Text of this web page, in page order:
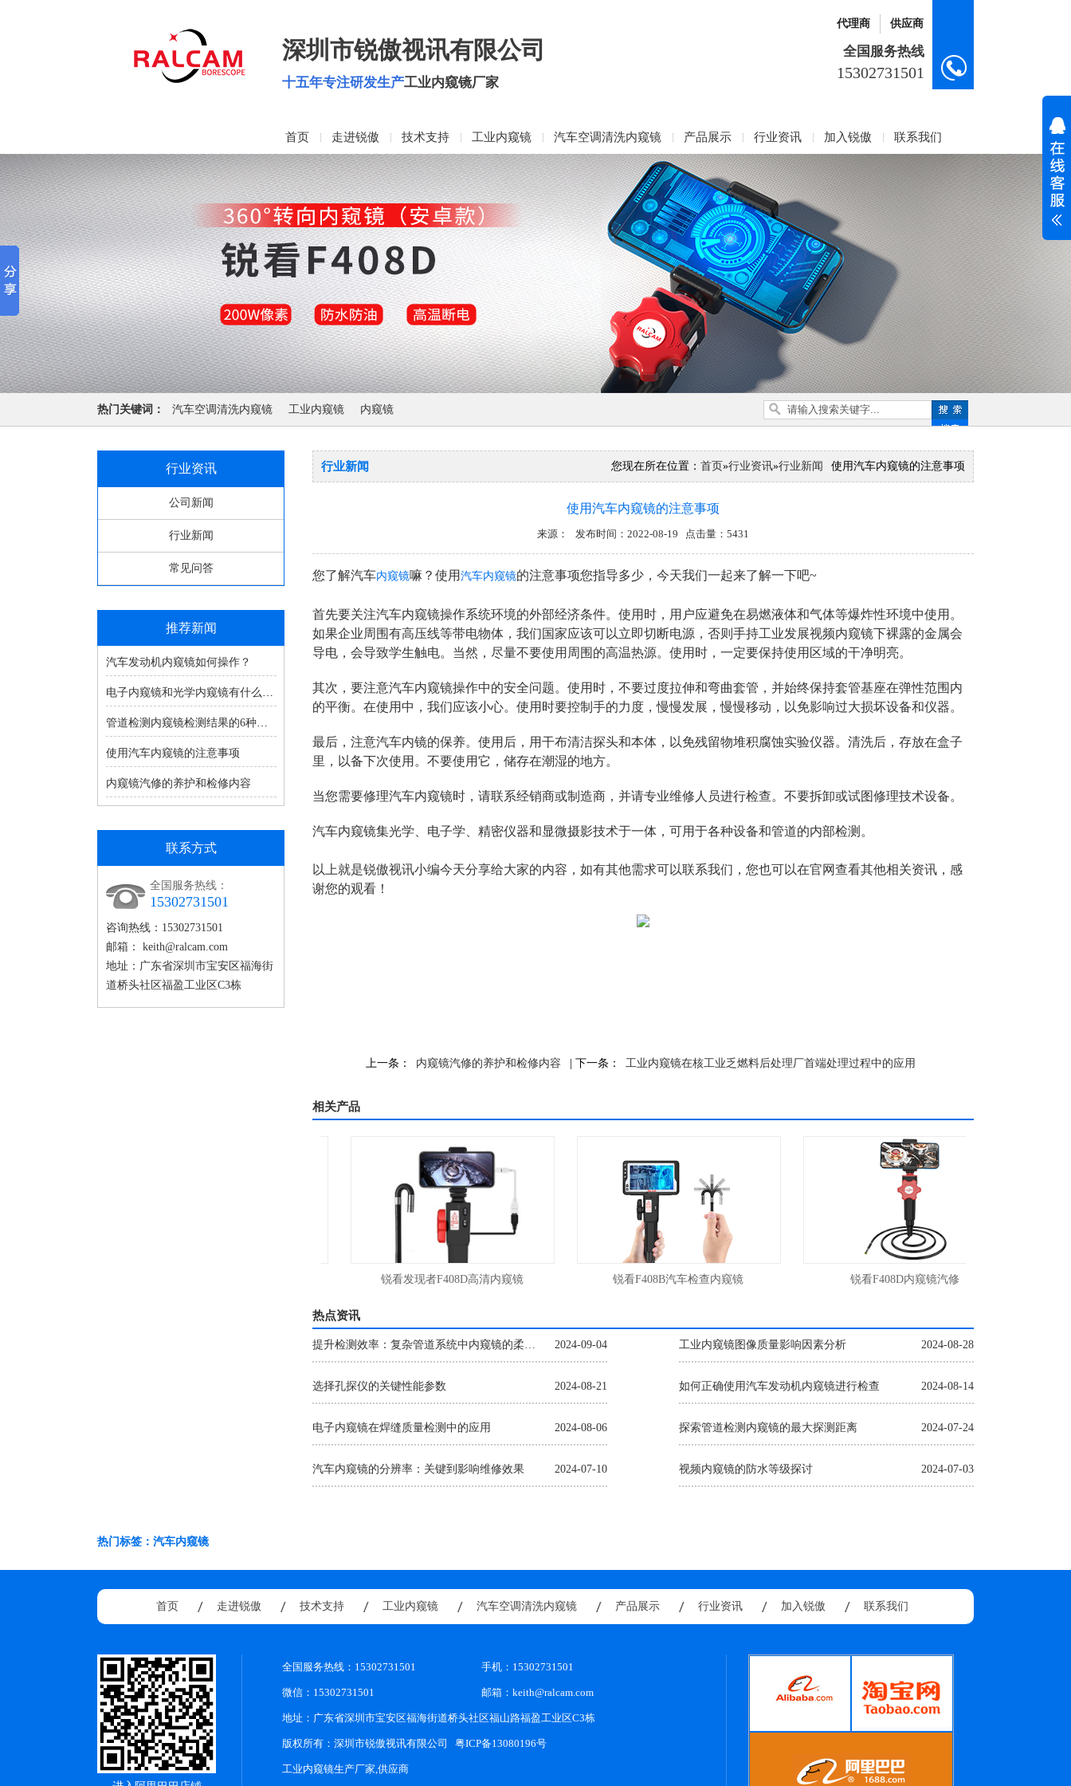
深圳市锐傲视讯有限公司
十五年专注研发生产工业内窥镜厂家
代理商 供应商
全国服务热线
15302731501
首页 走进锐傲 技术支持 工业内窥镜 汽车空调清洗内窥镜 产品展示 行业资讯 加入锐傲 联系我们
热门关键词： 汽车空调清洗内窥镜 工业内窥镜 内窥镜
行业资讯
公司新闻
行业新闻
常见问答
推荐新闻
汽车发动机内窥镜如何操作？
电子内窥镜和光学内窥镜有什么区别
管道检测内窥镜检测结果的6种判定标准
使用汽车内窥镜的注意事项
内窥镜汽修的养护和检修内容
联系方式
全国服务热线：
15302731501
咨询热线：15302731501
邮箱： keith@ralcam.com
地址：广东省深圳市宝安区福海街
道桥头社区福盈工业区C3栋
您现在所在位置： 首页»行业资讯»行业新闻 使用汽车内窥镜的注意事项
行业新闻
使用汽车内窥镜的注意事项
来源： 发布时间：2022-08-19 点击量：5431
您了解汽车内窥镜嘛？使用 汽车内窥镜的注意事项您指导多少，今天我们一起来了解一下吧~
首先要关注汽车内窥镜操作系统环境的外部经济条件。使用时，用户应避免在易燃液体和气体等爆炸性环境中使用。
如果企业周围有高压线等带电物体，我们国家应该可以立即切断电源，否则手持工业发展视频内窥镜下裸露的金属会
导电，会导致学生触电。当然，尽量不要使用周围的高温热源。使用时，一定要保持使用区域的干净明亮。
其次，要注意汽车内窥镜操作中的安全问题。使用时，不要过度拉伸和弯曲套管，并始终保持套管基座在弹性范围内
的平衡。在使用中，我们应该小心。使用时要控制手的力度，慢慢发展，慢慢移动，以免影响过大损坏设备和仪器。
最后，注意汽车内镜的保养。使用后，用干布清洁探头和本体，以免残留物堆积腐蚀实验仪器。清洗后，存放在盒子
里，以备下次使用。不要使用它，储存在潮湿的地方。
当您需要修理汽车内窥镜时，请联系经销商或制造商，并请专业维修人员进行检查。不要拆卸或试图修理技术设备。
汽车内窥镜集光学、电子学、精密仪器和显微摄影技术于一体，可用于各种设备和管道的内部检测。
以上就是锐傲视讯小编今天分享给大家的内容，如有其他需求可以联系我们，您也可以在官网查看其他相关资讯，感
谢您的观看！
上一条： 内窥镜汽修的养护和检修内容 | 下一条： 工业内窥镜在核工业乏燃料后处理厂首端处理过程中的应用
相关产品
锐看发现者F408D高清内窥镜 锐看F408B汽车检查内窥镜 锐看F408D内窥镜汽修
热点资讯
2024-09-04
提升检测效率：复杂管道系统中内窥镜的柔性与操控性分析 2024-08-28
工业内窥镜图像质量影响因素分析
2024-08-21
选择孔探仪的关键性能参数 2024-08-14
如何正确使用汽车发动机内窥镜进行检查
2024-08-06
电子内窥镜在焊缝质量检测中的应用 2024-07-24
探索管道检测内窥镜的最大探测距离
2024-07-10
汽车内窥镜的分辨率：关键到影响维修效果 2024-07-03
视频内窥镜的防水等级探讨
热门标签：汽车内窥镜
首页 走进锐傲 技术支持 工业内窥镜 汽车空调清洗内窥镜 产品展示 行业资讯 加入锐傲 联系我们
全国服务热线：15302731501 手机：15302731501
微信： 15302731501 邮箱： keith@ralcam.com
地址：广东省深圳市宝安区福海街道桥头社区福山路福盈工业区C3栋
版权所有：深圳市锐傲视讯有限公司 粤ICP备13080196号
工业内窥镜生产厂家,供应商